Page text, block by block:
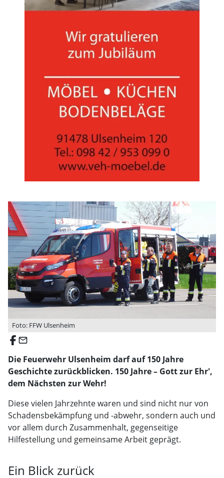
Foto: FFW Ulsenheim
email
Die Feuerwehr Ulsenheim darf auf 150 Jahre
Geschichte zurückblicken. 150 Jahre – Gott zur Ehr',
dem Nächsten zur Wehr!
Diese vielen Jahrzehnte waren und sind nicht nur von
Schadensbekämpfung und -abwehr, sondern auch und
vor allem durch Zusammenhalt, gegenseitige
Hilfestellung und gemeinsame Arbeit geprägt.
Ein Blick zurück